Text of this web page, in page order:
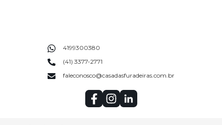
4199300380
(41) 3377-2771
faleconosco@casadasfuradeiras.com.br